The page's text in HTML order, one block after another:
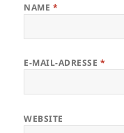
NAME *
E-MAIL-ADRESSE *
WEBSITE